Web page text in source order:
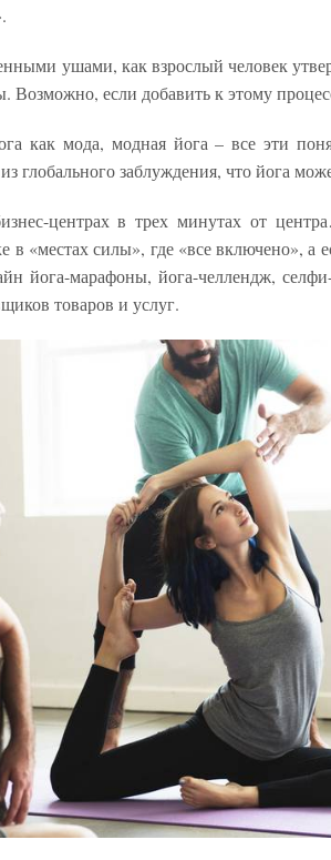
ушами, как взрослый человек
если добавить к этому
как мода, модная йога – все эти
глобального заблуждения, что йога
центрах в трех минутах от
в «местах силы», где «все включено», а
йога-марафоны, йога-челлендж,
товаров и услуг.